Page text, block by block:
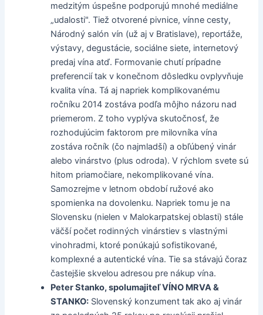
medzitým úspešne podporujú mnohé mediálne
„udalosti". Tiež otvorené pivnice, vínne cesty,
Národný salón vín (už aj v Bratislave), reportáže,
výstavy, degustácie, sociálne siete, internetový
predaj vína atď. Formovanie chutí prípadne
preferencií tak v konečnom dôsledku ovplyvňuje
kvalita vína. Tá aj napriek komplikovanému
ročníku 2014 zostáva podľa môjho názoru nad
priemerom. Z toho vyplýva skutočnosť, že
rozhodujúcim faktorom pre milovníka vína
zostáva ročník (čo najmladší) a obľúbený vinár
alebo vinárstvo (plus odroda). V rýchlom svete sú
hitom priamočiare, nekomplikované vína.
Samozrejme v letnom období ružové ako
spomienka na dovolenku. Napriek tomu je na
Slovensku (nielen v Malokarpatskej oblasti) stále
väčší počet rodinných vinárstiev s vlastnými
vinohradmi, ktoré ponúkajú sofistikované,
komplexné a autentické vína. Tie sa stávajú čoraz
častejšie skvelou adresou pre nákup vína.
Peter Stanko, spolumajiteľ VÍNO MRVA &
STANKO: Slovenský konzument tak ako aj vinár